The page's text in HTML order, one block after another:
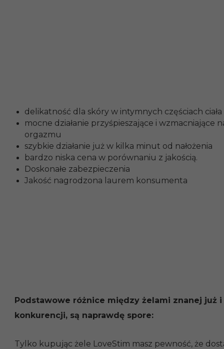
delikatność dla skóry w intymnych częściach ciała
mocne działanie przyśpieszające i wzmacniające
orgazmu
szybkie działanie już w kilka minut od nałożenia
bardzo niska cena w porównaniu z jakością.
Doskonałe zabezpieczenia
Jakość nagrodzona laurem konsumenta
Podstawowe różnice między żelami znanej już
konkurencji, są naprawdę spore:
Tylko kupując żele LoveStim masz pewność, że